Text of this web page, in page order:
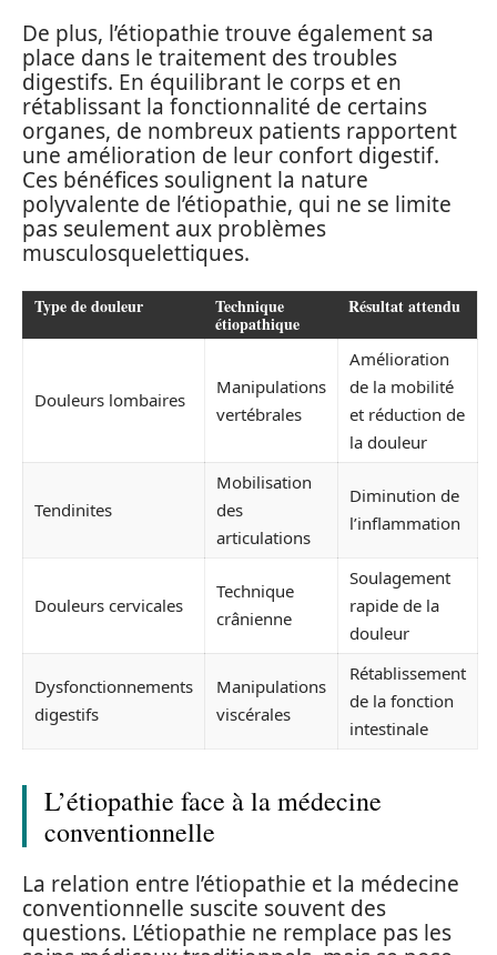
De plus, l’étiopathie trouve également sa
place dans le traitement des troubles
digestifs. En équilibrant le corps et en
rétablissant la fonctionnalité de certains
organes, de nombreux patients rapportent
une amélioration de leur confort digestif.
Ces bénéfices soulignent la nature
polyvalente de l’étiopathie, qui ne se limite
pas seulement aux problèmes
musculosquelettiques.
Type de douleur Technique
étiopathique
Résultat attendu
Douleurs lombaires
Manipulations
vertébrales
Amélioration
de la mobilité
et réduction de
la douleur
Tendinites
Mobilisation
des
articulations
Diminution de
l’inflammation
Douleurs cervicales
Technique
crânienne
Soulagement
rapide de la
douleur
Dysfonctionnements
digestifs
Manipulations
viscérales
Rétablissement
de la fonction
intestinale
L’étiopathie face à la médecine
conventionnelle
La relation entre l’étiopathie et la médecine
conventionnelle suscite souvent des
questions. L’étiopathie ne remplace pas les